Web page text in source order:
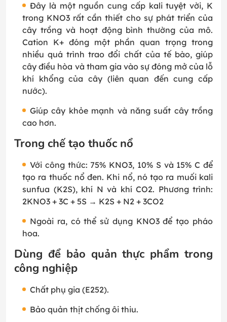
Đây là một nguồn cung cấp kali tuyệt vời, K
trong KNO3 rất cần thiết cho sự phát triển của
cây trồng và hoạt động bình thường của mô.
Cation K+ đóng một phần quan trọng trong
nhiều quá trình trao đổi chất của tế bào, giúp
cây điều hòa và tham gia vào sự đóng mở của lỗ
khí khổng của cây (liên quan đến cung cấp
nước).
Giúp cây khỏe mạnh và năng suất cây trồng
cao hơn.
Trong chế tạo thuốc nổ
Với công thức: 75% KNO3, 10% S và 15% C để
tạo ra thuốc nổ đen. Khi nổ, nó tạo ra muối kali
sunfua (K2S), khí N và khí CO2. Phương trình:
2KNO3 + 3C + 5S → K2S + N2 + 3CO2
Ngoài ra, có thể sử dụng KNO3 để tạo pháo
hoa.
Dùng để bảo quản thực phẩm trong
công nghiệp
Chất phụ gia (E252).
Bảo quản thịt chống ôi thiu.